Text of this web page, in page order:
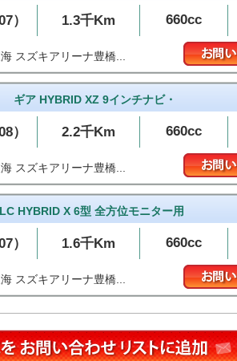
） 1.3千Km 660cc
スズキアリーナ豊橋...
ギア HYBRID XZ 9インチナビ・
） 2.2千Km 660cc
スズキアリーナ豊橋...
LC HYBRID X 6型 全方位モニター用
） 1.6千Km 660cc
スズキアリーナ豊橋...